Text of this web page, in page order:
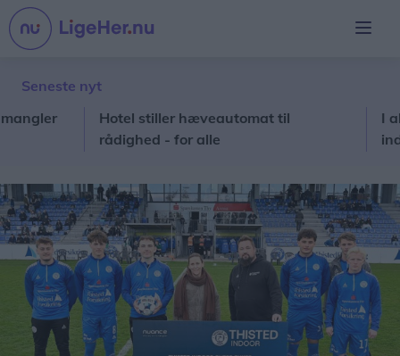
Seneste nyt
Hotel stiller hæveautomat til
rådighed - for alle
I al
ind i